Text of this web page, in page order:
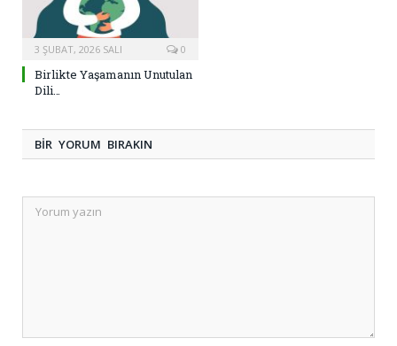
3 ŞUBAT, 2026 SALI 0
Birlikte Yaşamanın Unutulan
Dili…
BIR YORUM BIRAKIN